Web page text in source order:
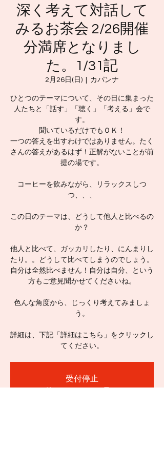
深く考えて対話して
みるお茶会 2/26開催
分満席となりまし
た。1/31記
2月26日(日) カパンナ
ひとつのテーマについて、その日に集まった
人たちと「話す」「聴く」「考える」会で
す。
聞いているだけでもＯＫ！
一つの答えを出すわけではありません。たく
さんの答えがあるはず！正解がないことが前
提の場です。
コーヒーを飲みながら、リラックスしつ
つ、、、
この日のテーマは、どうして他人と比べるの
か？
他人と比べて、ガッカリしたり、にんまりし
たり。。どうして比べてしまうのでしょう。
自分は全然比べません！自分は自分、という
方もご意見聞かせてくださいね。
色んな角度から、じっくり考えてみましょ
う。
詳細は、下記「詳細はこちら」をクリックし
てください。
受付停止